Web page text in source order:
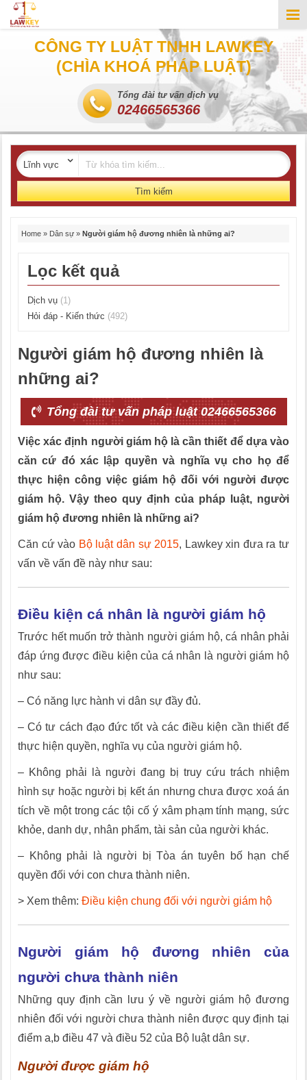
CÔNG TY LUẬT TNHH LAWKEY
(CHÌA KHOÁ PHÁP LUẬT)
Tổng đài tư vấn dịch vụ
02466565366
Tìm kiếm
Home » Dân sự » Người giám hộ đương nhiên là những ai?
Lọc kết quả
Dịch vụ (1)
Hỏi đáp - Kiến thức (492)
Người giám hộ đương nhiên là
những ai?
Tổng đài tư vấn pháp luật 02466565366
Việc xác định người giám hộ là cần thiết để dựa vào
căn cứ đó xác lập quyền và nghĩa vụ cho họ để
thực hiện công việc giám hộ đối với người được
giám hộ. Vậy theo quy định của pháp luật, người
giám hộ đương nhiên là những ai?
Căn cứ vào Bộ luật dân sự 2015, Lawkey xin đưa ra tư
vấn về vấn đề này như sau:
Điều kiện cá nhân là người giám hộ
Trước hết muốn trở thành người giám hộ, cá nhân phải
đáp ứng được điều kiện của cá nhân là người giám hộ
như sau:
– Có năng lực hành vi dân sự đầy đủ.
– Có tư cách đạo đức tốt và các điều kiện cần thiết để
thực hiện quyền, nghĩa vụ của người giám hộ.
– Không phải là người đang bị truy cứu trách nhiệm
hình sự hoặc người bị kết án nhưng chưa được xoá án
tích về một trong các tội cố ý xâm phạm tính mạng, sức
khỏe, danh dự, nhân phẩm, tài sản của người khác.
– Không phải là người bị Tòa án tuyên bố hạn chế
quyền đối với con chưa thành niên.
> Xem thêm: Điều kiện chung đối với người giám hộ
Người giám hộ đương nhiên của
người chưa thành niên
Những quy định cần lưu ý về người giám hộ đương
nhiên đối với người chưa thành niên được quy định tại
điểm a,b điều 47 và điều 52 của Bộ luật dân sự.
Người được giám hộ